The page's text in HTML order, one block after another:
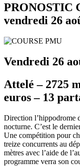
PRONOSTIC
vendredi 26
Vendredi 26
Attelé – 2725
euros – 13
Direction l’hippodrome
nocturne. C’est le
Une compétition pour
treize concurrents au
mètres avec l’aide de
programme verra son